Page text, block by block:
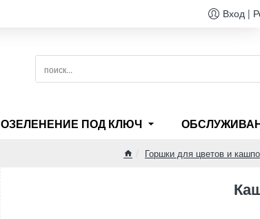
Вход |
поиск...
ОЗЕЛЕНЕНИЕ ПОД КЛЮЧ
Горшки для цветов и кашпо